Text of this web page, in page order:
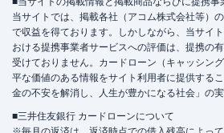
当サイトでは、掲載各社（アコム株式会社等）
で収益を得ております。しかしながら、当サイ
おける提携事業者サービスへの評価は、提携の
受けておりません。カードローン（キャッシン
平な価値のある情報をサイト利用者に提供する
金の不安を解消し、人生が豊かになる社会」の
■三井住友銀行 カードローンについて